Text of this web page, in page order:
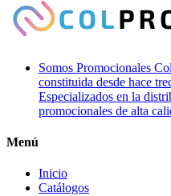
Somos Promocionales
constituida desde hace
Especializados en la
promocionales de alta
Menú
Inicio
Catálogos